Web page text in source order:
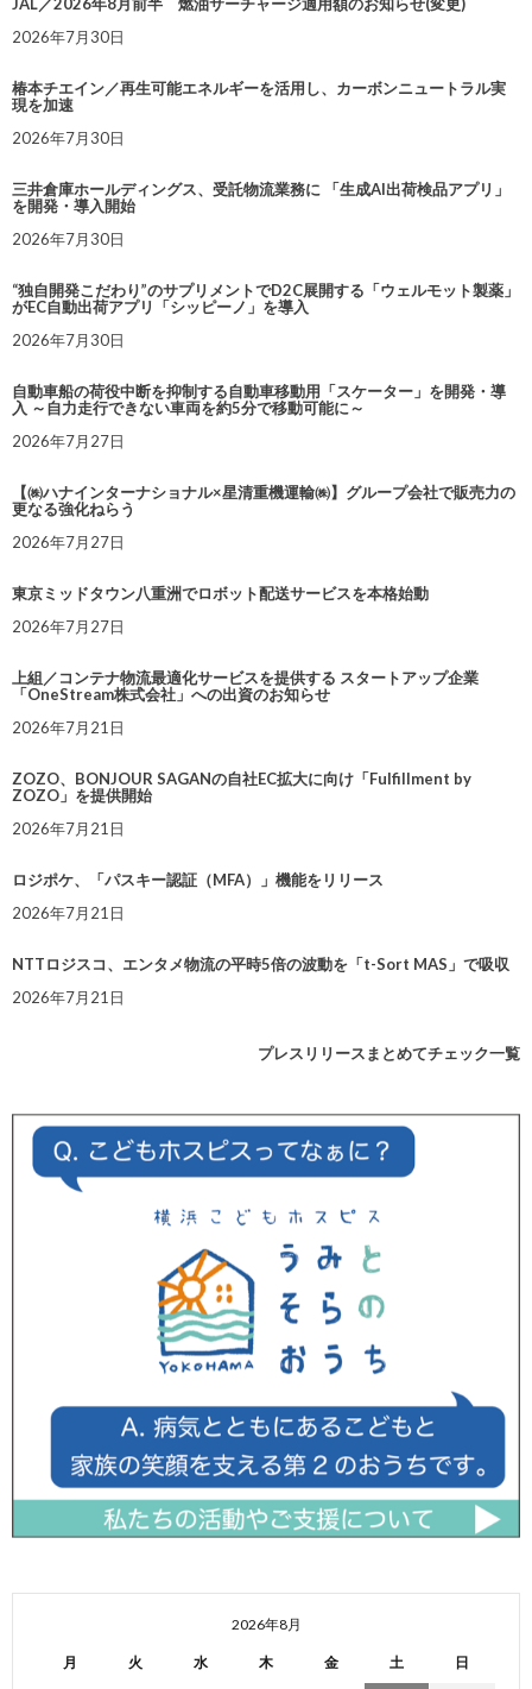
2026年7月30日
椿本チエイン／再生可能エネルギーを活用し、カーボンニュートラル実
現を加速
2026年7月30日
三井倉庫ホールディングス、受託物流業務に 「生成AI出荷検品アプリ」
を開発・導入開始
2026年7月30日
“独自開発こだわり”のサプリメントでD2C展開する「ウェルモット製薬」
がEC自動出荷アプリ「シッピーノ」を導入
2026年7月30日
自動車船の荷役中断を抑制する自動車移動用「スケーター」を開発・導
入 ～自力走行できない車両を約5分で移動可能に～
2026年7月27日
【㈱ハナインターナショナル×星清重機運輸㈱】グループ会社で販売力の
更なる強化ねらう
2026年7月27日
東京ミッドタウン八重洲でロボット配送サービスを本格始動
2026年7月27日
上組／コンテナ物流最適化サービスを提供する スタートアップ企業
「OneStream株式会社」への出資のお知らせ
2026年7月21日
ZOZO、BONJOUR SAGANの自社EC拡大に向け「Fulfillment by
ZOZO」を提供開始
2026年7月21日
ロジポケ、「パスキー認証（MFA）」機能をリリース
2026年7月21日
NTTロジスコ、エンタメ物流の平時5倍の波動を「t-Sort MAS」で吸収
2026年7月21日
プレスリリースまとめてチェック一覧
2026年8月
月 火 水 木 金 土 日